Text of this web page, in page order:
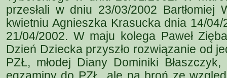
przesłali w dniu 23/03/2002
kwietniu Agnieszka Krasucka dnia 14/
21/04/2002. W maju kolega Paweł
Dzień Dziecka przyszło rozwiązanie od
PZŁ, młodej Diany Dominiki